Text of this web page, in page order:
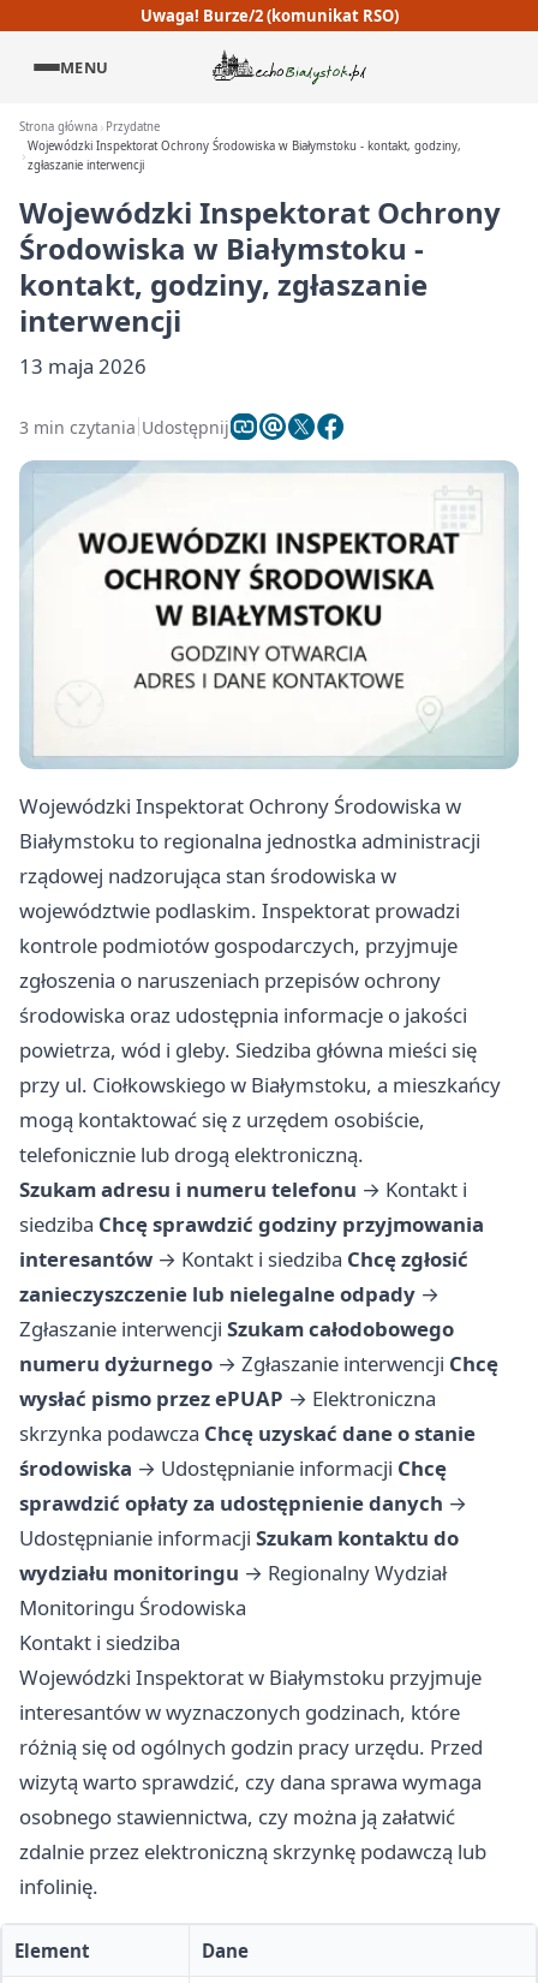
Uwaga! Burze/2 (komunikat RSO)
MENU
Strona główna
Przydatne
Wojewódzki Inspektorat Ochrony Środowiska w Białymstoku - kontakt, godziny,
zgłaszanie interwencji
Wojewódzki Inspektorat Ochrony
Środowiska w Białymstoku -
kontakt, godziny, zgłaszanie
interwencji
13 maja 2026
3 min czytania Udostępnij
Wojewódzki Inspektorat Ochrony Środowiska w
Białymstoku to regionalna jednostka administracji
rządowej nadzorująca stan środowiska w
województwie podlaskim. Inspektorat prowadzi
kontrole podmiotów gospodarczych, przyjmuje
zgłoszenia o naruszeniach przepisów ochrony
środowiska oraz udostępnia informacje o jakości
powietrza, wód i gleby. Siedziba główna mieści się
przy ul. Ciołkowskiego w Białymstoku, a mieszkańcy
mogą kontaktować się z urzędem osobiście,
telefonicznie lub drogą elektroniczną.
Szukam adresu i numeru telefonu → Kontakt i
siedziba Chcę sprawdzić godziny przyjmowania
interesantów → Kontakt i siedziba Chcę zgłosić
zanieczyszczenie lub nielegalne odpady →
Zgłaszanie interwencji Szukam całodobowego
numeru dyżurnego → Zgłaszanie interwencji Chcę
wysłać pismo przez ePUAP → Elektroniczna
skrzynka podawcza Chcę uzyskać dane o stanie
środowiska → Udostępnianie informacji Chcę
sprawdzić opłaty za udostępnienie danych →
Udostępnianie informacji Szukam kontaktu do
wydziału monitoringu → Regionalny Wydział
Monitoringu Środowiska
Kontakt i siedziba
Wojewódzki Inspektorat w Białymstoku przyjmuje
interesantów w wyznaczonych godzinach, które
różnią się od ogólnych godzin pracy urzędu. Przed
wizytą warto sprawdzić, czy dana sprawa wymaga
osobnego stawiennictwa, czy można ją załatwić
zdalnie przez elektroniczną skrzynkę podawczą lub
infolinię.
Element Dane